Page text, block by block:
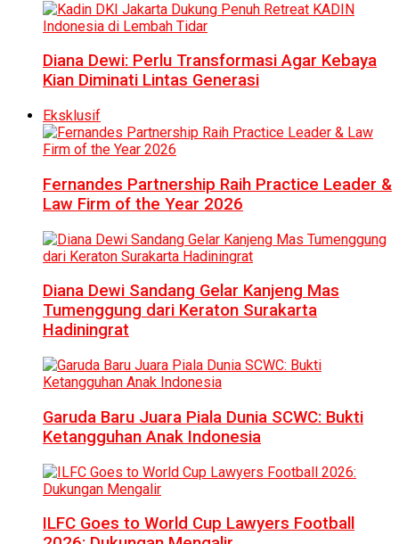
Diana Dewi: Perlu Transformasi Agar Kebaya
Kian Diminati Lintas Generasi
Eksklusif
Fernandes Partnership Raih Practice Leader &
Law Firm of the Year 2026
Diana Dewi Sandang Gelar Kanjeng Mas
Tumenggung dari Keraton Surakarta
Hadiningrat
Garuda Baru Juara Piala Dunia SCWC: Bukti
Ketangguhan Anak Indonesia
ILFC Goes to World Cup Lawyers Football